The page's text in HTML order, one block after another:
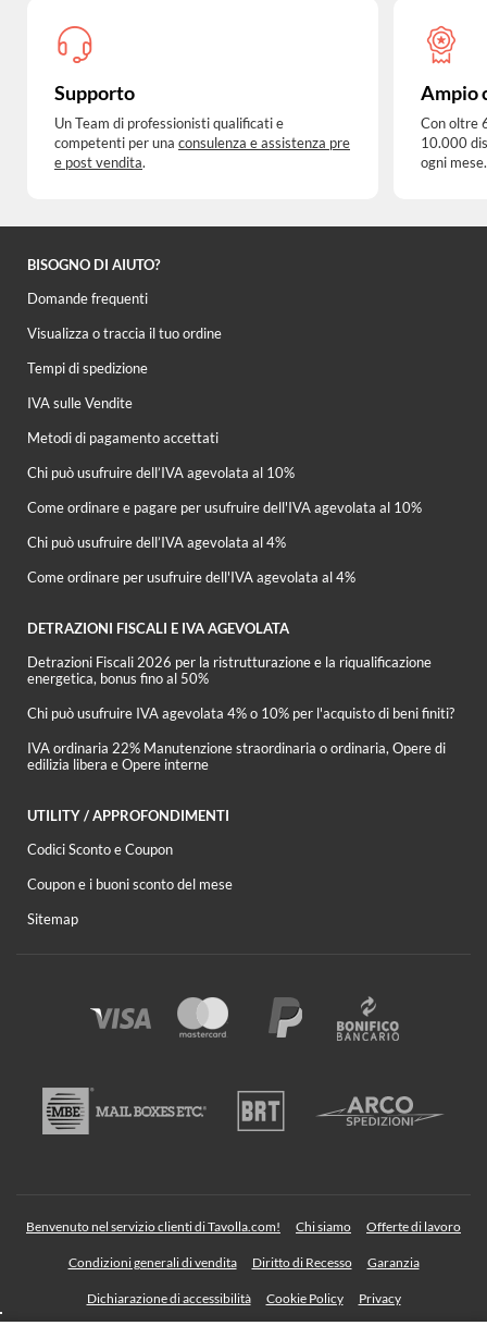
Supporto
Un Team di professionisti qualificati e
competenti per una consulenza e assistenza pre
e post vendita.
Ampio
Con oltre
10.000
ogni mese.
BISOGNO DI AIUTO?
Domande frequenti
Visualizza o traccia il tuo ordine
Tempi di spedizione
IVA sulle Vendite
Metodi di pagamento accettati
Chi può usufruire dell’IVA agevolata al 10%
Come ordinare e pagare per usufruire dell'IVA agevolata al 10%
Chi può usufruire dell’IVA agevolata al 4%
Come ordinare per usufruire dell'IVA agevolata al 4%
DETRAZIONI FISCALI E IVA AGEVOLATA
Detrazioni Fiscali 2026 per la ristrutturazione e la riqualificazione
energetica, bonus fino al 50%
Chi può usufruire IVA agevolata 4% o 10% per l'acquisto di beni finiti?
IVA ordinaria 22% Manutenzione straordinaria o ordinaria, Opere di
edilizia libera e Opere interne
UTILITY / APPROFONDIMENTI
Codici Sconto e Coupon
Coupon e i buoni sconto del mese
Sitemap
Benvenuto nel servizio clienti di Tavolla.com! Chi siamo Offerte di lavoro
Condizioni generali di vendita Diritto di Recesso Garanzia
Dichiarazione di accessibilità Cookie Policy Privacy